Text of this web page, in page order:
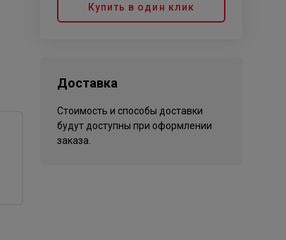
Купить в один клик
Доставка
Стоимость и способы доставки
будут доступны при оформлении
заказа.